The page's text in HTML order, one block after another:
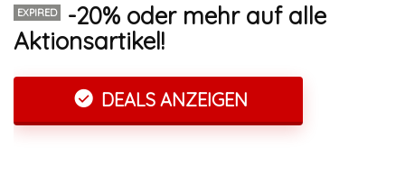
EXPIRED
-20% oder mehr auf alle
Aktionsartikel!
DEALS ANZEIGEN